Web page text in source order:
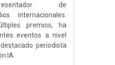
de
internacionales.
premios, ha
eventos a nivel
periodista
IA